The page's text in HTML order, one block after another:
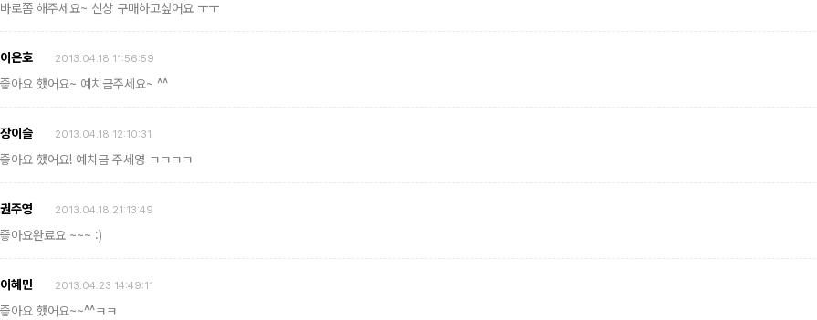
바로쫌 해주세요~ 신상 구매하고싶어요 ㅜㅜ
이은호 2013.04.18 11:56:59
좋아요 했어요~ 예치금주세요~ ^^
장이슬 2013.04.18 12:10:31
좋아요 했어요! 예치금 주세영 ㅋㅋㅋㅋ
권주영 2013.04.18 21:13:49
좋아요완료요 ~~~ :)
이혜민 2013.04.23 14:49:11
좋아요 했어요~~^^ㅋㅋ